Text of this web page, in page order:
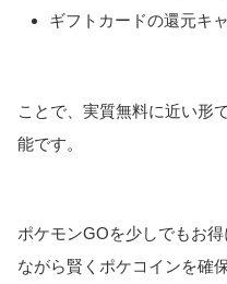
ギフトカードの還元キ
ことで、実質無料に近い形
能です。
ポケモンGOを少しでもお
ながら賢くポケコインを確